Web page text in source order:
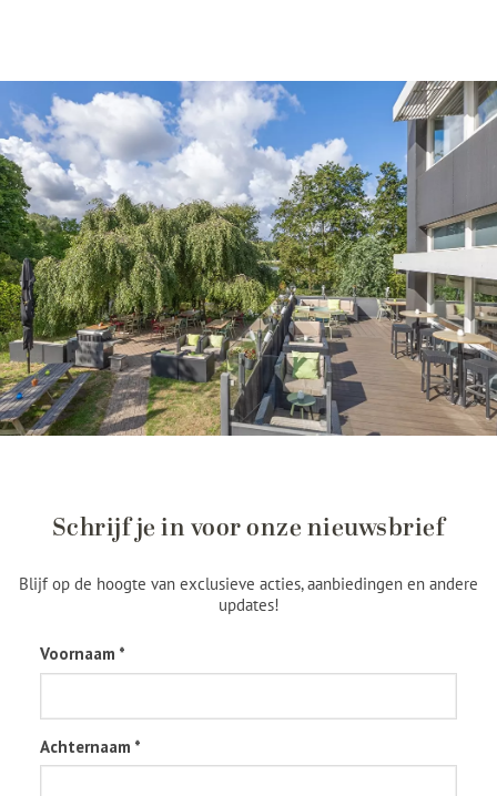
Schrijf je in voor onze nieuwsbrief
Blijf op de hoogte van exclusieve acties, aanbiedingen en andere
updates!